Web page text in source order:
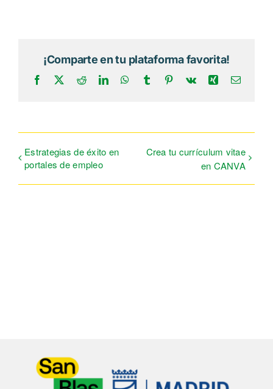
¡Comparte en tu plataforma favorita!
Facebook RedditLinkedInWhatsApp
Tumblr Pinterest
Vk XingCorreo
Estrategias de éxito en
portales de empleo
Crea tu currículum vitae
en CANVA